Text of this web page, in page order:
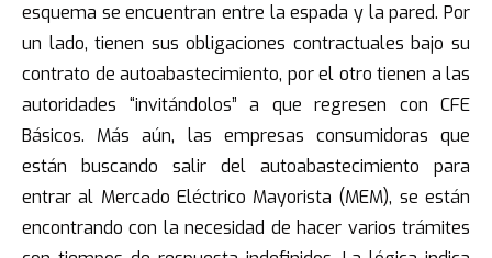
esquema se encuentran entre la espada y la pared. Por
un lado, tienen sus obligaciones contractuales bajo su
contrato de autoabastecimiento, por el otro tienen a las
autoridades “invitándolos” a que regresen con CFE
Básicos. Más aún, las empresas consumidoras que
están buscando salir del autoabastecimiento para
entrar al Mercado Eléctrico Mayorista (MEM), se están
encontrando con la necesidad de hacer varios trámites